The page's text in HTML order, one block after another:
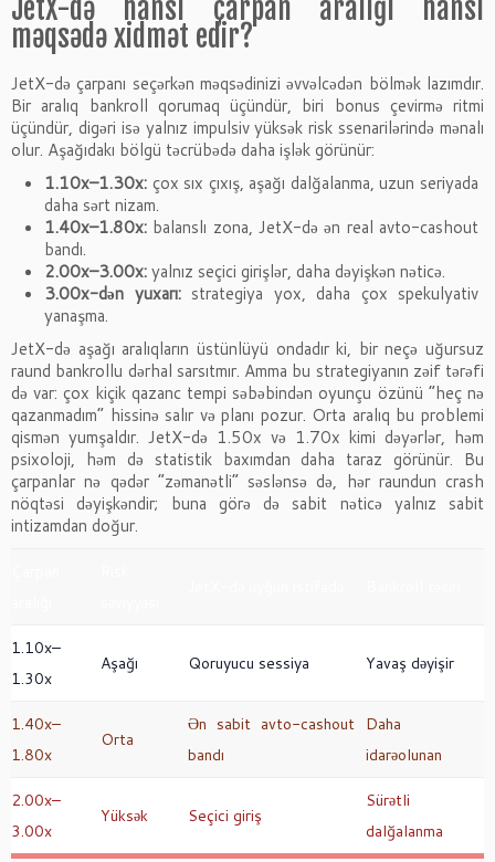
JetX-də hansı çarpan aralığı hansı
məqsədə xidmət edir?
JetX-də çarpanı seçərkən məqsədinizi əvvəlcədən bölmək lazımdır.
Bir aralıq bankroll qorumaq üçündür, biri bonus çevirmə ritmi
üçündür, digəri isə yalnız impulsiv yüksək risk ssenarilərində mənalı
olur. Aşağıdakı bölgü təcrübədə daha işlək görünür:
1.10x–1.30x: çox sıx çıxış, aşağı dalğalanma, uzun seriyada
daha sərt nizam.
1.40x–1.80x: balanslı zona, JetX-də ən real avto-cashout
bandı.
2.00x–3.00x:yalnız seçici girişlər, daha dəyişkən nəticə.
3.00x-dən yuxarı:strategiya yox, daha çox spekulyativ
yanaşma.
JetX-də aşağı aralıqların üstünlüyü ondadır ki, bir neçə uğursuz
raund bankrollu dərhal sarsıtmır. Amma bu strategiyanın zəif tərəfi
də var: çox kiçik qazanc tempi səbəbindən oyunçu özünü “heç nə
qazanmadım” hissinə salır və planı pozur. Orta aralıq bu problemi
qismən yumşaldır. JetX-də 1.50x və 1.70x kimi dəyərlər, həm
psixoloji, həm də statistik baxımdan daha taraz görünür. Bu
çarpanlar nə qədər “zəmanətli” səslənsə də, hər raundun crash
nöqtəsi dəyişkəndir; buna görə də sabit nəticə yalnız sabit
intizamdan doğur.
1.10x–
1.30x
Aşağı Qoruyucu sessiya Yavaş dəyişir
1.40x–
1.80x
Orta
Ən sabit avto-cashout
bandı
Daha
idarəolunan
2.00x–
3.00x
Yüksək Seçici giriş
Sürətli
dalğalanma